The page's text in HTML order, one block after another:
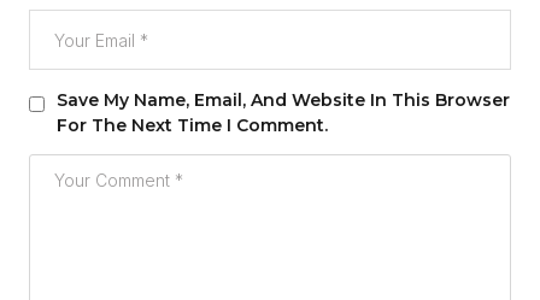
Save My Name, Email, And Website In This Browser
For The Next Time I Comment.